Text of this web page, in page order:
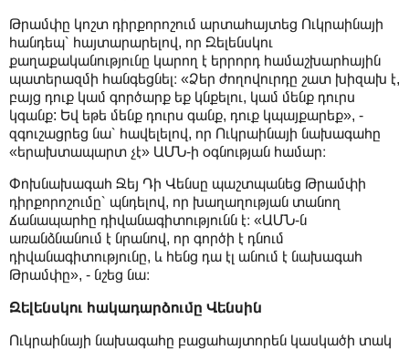
Թրամփը կոշտ դիրքորոշում արտահայտեց Ուկրաինայի
հանդեպ՝ հայտարարելով, որ Զելենսկու
քաղաքականությունը կարող է երրորդ համաշխարհային
պատերազմի հանգեցնել։ «Ձեր ժողովուրդը շատ խիզախ է,
բայց դուք կամ գործարք եք կնքելու, կամ մենք դուրս
կգանք: Եվ եթե մենք դուրս գանք, դուք կպայքարեք», -
զգուշացրեց նա՝ հավելելով, որ Ուկրաինայի նախագահը
«երախտապարտ չէ» ԱՄՆ-ի օգնության համար։
Փոխնախագահ Ջեյ Դի Վենսը պաշտպանեց Թրամփի
դիրքորոշումը՝ պնդելով, որ խաղաղության տանող
ճանապարհը դիվանագիտությունն է։ «ԱՄՆ-ն
առանձնանում է նրանով, որ գործի է դնում
դիվանագիտությունը, և հենց դա էլ անում է նախագահ
Թրամփը», - նշեց նա։
Զելենսկու հակադարձումը Վենսին
Ուկրաինայի նախագահը բացահայտորեն կասկածի տակ